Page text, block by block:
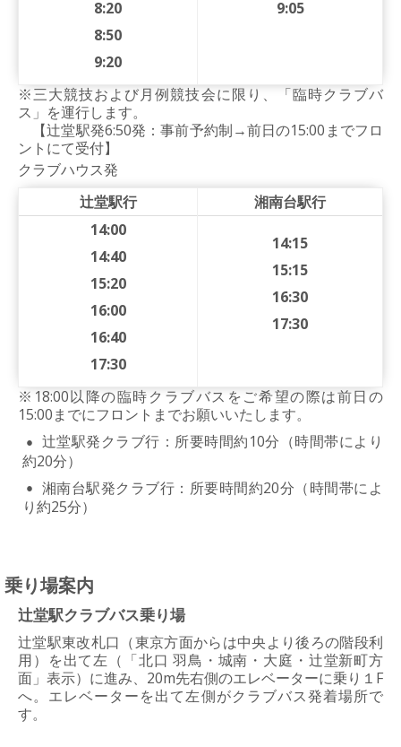
8:20
8:50
9:20
9:05
※三大競技および月例競技会に限り、「臨時クラブバ
ス」を運行します。
【辻堂駅発6:50発：事前予約制→前日の15:00までフロ
ントにて受付】
クラブハウス発
辻堂駅行
湘南台駅行
14:00
14:40
15:20
16:00
16:40
17:30
14:15
15:15
16:30
17:30
※18:00以降の臨時クラブバスをご希望の際は前日の
15:00までにフロントまでお願いいたします。
辻堂駅発クラブ行：所要時間約10分（時間帯により
約20分）
湘南台駅発クラブ行：所要時間約20分（時間帯によ
り約25分）
乗り場案内
辻堂駅クラブバス乗り場
辻堂駅東改札口（東京方面からは中央より後ろの階段利
用）を出て左（「北口 羽鳥・城南・大庭・辻堂新町方
面」表示）に進み、20m先右側のエレベーターに乗り１F
へ。エレベーターを出て左側がクラブバス発着場所で
す。